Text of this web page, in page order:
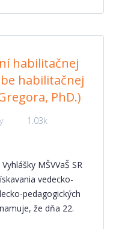
habilitačnej
habilitačnej
PhD.)
1.03k
MŠVVaŠ SR
vedecko-
pedagogických
že dňa 22.